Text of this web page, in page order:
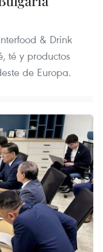
& Drink
té y productos
de Europa.